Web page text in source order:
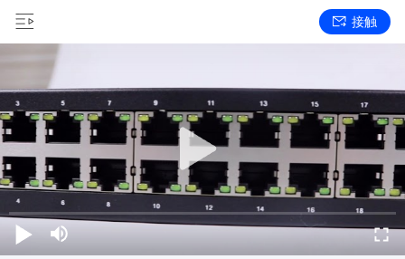
接触